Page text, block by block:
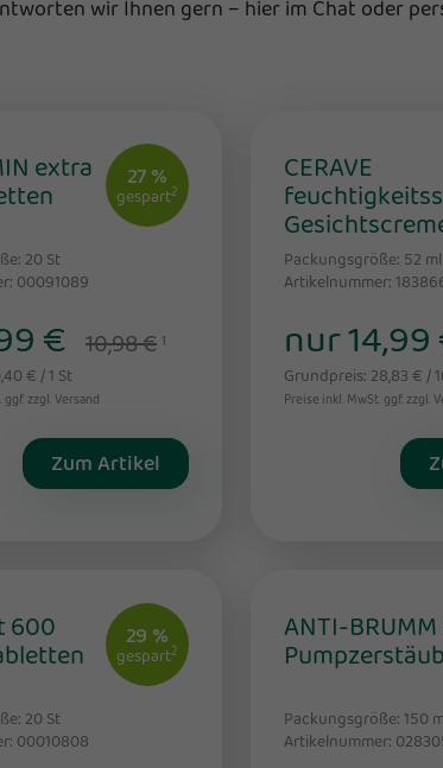
wir Ihnen gern – hier im Chat oder
27 %
gespart2
extra
20 St
00091089
€ 10,98 € 1
€ / 1 St
zzgl. Versand
Zum Artikel
CERAVE
Packungsgröße: 52 ml
Artikelnummer:
nur 14,99
Grundpreis: 28,83 € /
Preise inkl. MwSt. ggf. zzgl.
29 %
gespart2
600
20 St
00010808
ANTI-
Packungsgröße: 150
Artikelnummer: